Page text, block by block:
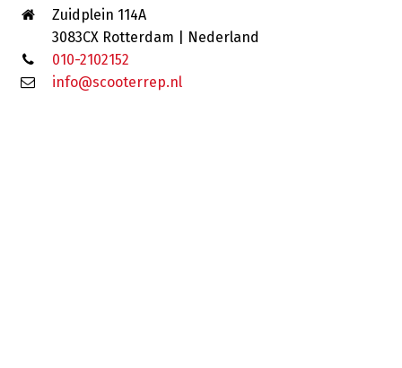
Zuidplein 114A
3083CX Rotterdam | Nederland
010-2102152
info@scooterrep.nl